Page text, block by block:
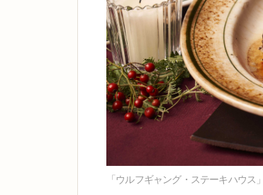
「ウルフギャング・ステーキハウス